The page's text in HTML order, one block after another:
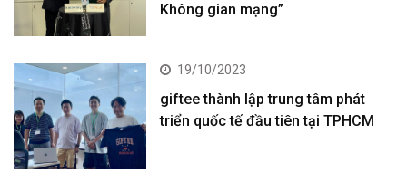
Không gian mạng”
19/10/2023
giftee thành lập trung tâm phát
triển quốc tế đầu tiên tại TPHCM